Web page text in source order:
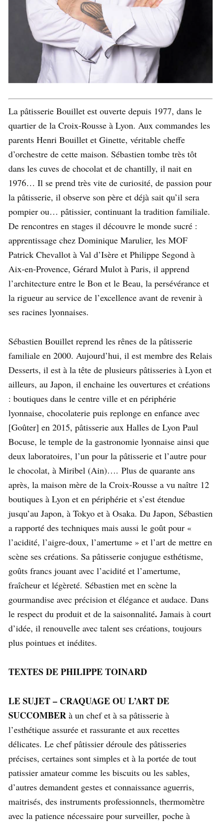
La pâtisserie Bouillet est ouverte depuis 1977, dans le
quartier de la Croix-Rousse à Lyon. Aux commandes les
parents Henri Bouillet et Ginette, véritable cheffe
d’orchestre de cette maison. Sébastien tombe très tôt
dans les cuves de chocolat et de chantilly, il nait en
1976… Il se prend très vite de curiosité, de passion pour
la pâtisserie, il observe son père et déjà sait qu’il sera
pompier ou… pâtissier, continuant la tradition familiale.
De rencontres en stages il découvre le monde sucré :
apprentissage chez Dominique Marulier, les MOF
Patrick Chevallot à Val d’Isère et Philippe Segond à
Aix-en-Provence, Gérard Mulot à Paris, il apprend
l’architecture entre le Bon et le Beau, la persévérance et
la rigueur au service de l’excellence avant de revenir à
ses racines lyonnaises.
Sébastien Bouillet reprend les rênes de la pâtisserie
familiale en 2000. Aujourd’hui, il est membre des Relais
Desserts, il est à la tête de plusieurs pâtisseries à Lyon et
ailleurs, au Japon, il enchaine les ouvertures et créations
: boutiques dans le centre ville et en périphérie
lyonnaise, chocolaterie puis replonge en enfance avec
[Goûter] en 2015, pâtisserie aux Halles de Lyon Paul
Bocuse, le temple de la gastronomie lyonnaise ainsi que
deux laboratoires, l’un pour la pâtisserie et l’autre pour
le chocolat, à Miribel (Ain)…. Plus de quarante ans
après, la maison mère de la Croix-Rousse a vu naître 12
boutiques à Lyon et en périphérie et s’est étendue
jusqu’au Japon, à Tokyo et à Osaka. Du Japon, Sébastien
a rapporté des techniques mais aussi le goût pour «
l’acidité, l’aigre-doux, l’amertume » et l’art de mettre en
scène ses créations. Sa pâtisserie conjugue esthétisme,
goûts francs jouant avec l’acidité et l’amertume,
fraîcheur et légèreté. Sébastien met en scène la
gourmandise avec précision et élégance et audace. Dans
le respect du produit et de la saisonnalité. Jamais à court
d’idée, il renouvelle avec talent ses créations, toujours
plus pointues et inédites.
TEXTES DE PHILIPPE TOINARD
LE SUJET – CRAQUAGE OU L’ART DE
SUCCOMBER à un chef et à sa pâtisserie à
l’esthétique assurée et rassurante et aux recettes
délicates. Le chef pâtissier déroule des pâtisseries
précises, certaines sont simples et à la portée de tout
patissier amateur comme les biscuits ou les sables,
d’autres demandent gestes et connaissance aguerris,
maitrisés, des instruments professionnels, thermomètre
avec la patience nécessaire pour surveiller, poche à